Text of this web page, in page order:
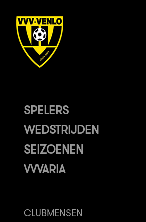
SPELERS
WEDSTRIJDEN
SEIZOENEN
VVVARIA
CLUBMENSEN